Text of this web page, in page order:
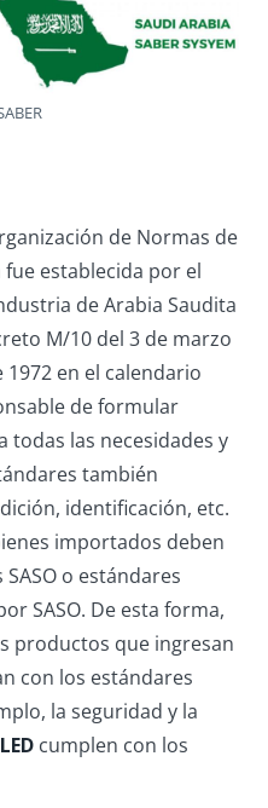
de Normas de
fue establecida por el
de Arabia Saudita
M/10 del 3 de marzo
1972 en el calendario
de formular
todas las necesidades y
también
identificación, etc.
importados deben
o estándares
SASO. De esta forma,
productos que ingresan
con los estándares
la seguridad y la
cumplen con los